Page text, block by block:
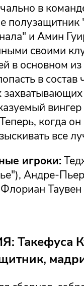
в
и Амин
своими
в основном
в
когда
все
игроки:
Андре-
Таувен
Такефуса